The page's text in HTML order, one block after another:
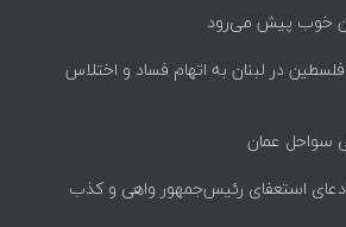
خوب پیش می‌رود
در لبنان به اتهام فساد و اختلاس
سواحل عمان
استعفای رئیس‌جمهور واهی و کذب